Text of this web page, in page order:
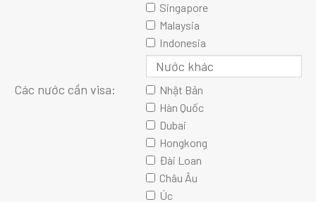
Singapore
Malaysia
Indonesia
Các nước cần visa:
Nhật Bản
Hàn Quốc
Dubai
Hongkong
Đài Loan
Châu Âu
Úc